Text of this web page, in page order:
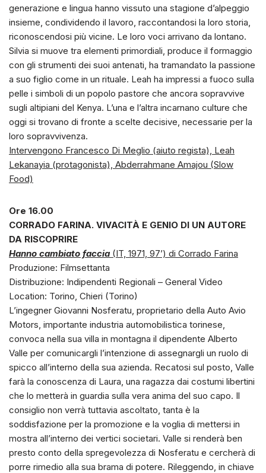
generazione e lingua hanno vissuto una stagione d’alpeggio
insieme, condividendo il lavoro, raccontandosi la loro storia,
riconoscendosi più vicine. Le loro voci arrivano da lontano.
Silvia si muove tra elementi primordiali, produce il formaggio
con gli strumenti dei suoi antenati, ha tramandato la passione
a suo figlio come in un rituale. Leah ha impressi a fuoco sulla
pelle i simboli di un popolo pastore che ancora sopravvive
sugli altipiani del Kenya. L’una e l’altra incarnano culture che
oggi si trovano di fronte a scelte decisive, necessarie per la
loro sopravvivenza.
Intervengono Francesco Di Meglio (aiuto regista), Leah
Lekanayia (protagonista), Abderrahmane Amajou (Slow
Food)
Ore 16.00
CORRADO FARINA. VIVACITÀ E GENIO DI UN AUTORE
DA RISCOPRIRE
Hanno cambiato faccia(IT, 1971, 97’) di Corrado Farina
Produzione: Filmsettanta
Distribuzione: Indipendenti Regionali – General Video
Location: Torino, Chieri (Torino)
L’ingegner Giovanni Nosferatu, proprietario della Auto Avio
Motors, importante industria automobilistica torinese,
convoca nella sua villa in montagna il dipendente Alberto
Valle per comunicargli l’intenzione di assegnargli un ruolo di
spicco all’interno della sua azienda. Recatosi sul posto, Valle
farà la conoscenza di Laura, una ragazza dai costumi libertini
che lo metterà in guardia sulla vera anima del suo capo. Il
consiglio non verrà tuttavia ascoltato, tanta è la
soddisfazione per la promozione e la voglia di mettersi in
mostra all’interno dei vertici societari. Valle si renderà ben
presto conto della spregevolezza di Nosferatu e cercherà di
porre rimedio alla sua brama di potere. Rileggendo, in chiave